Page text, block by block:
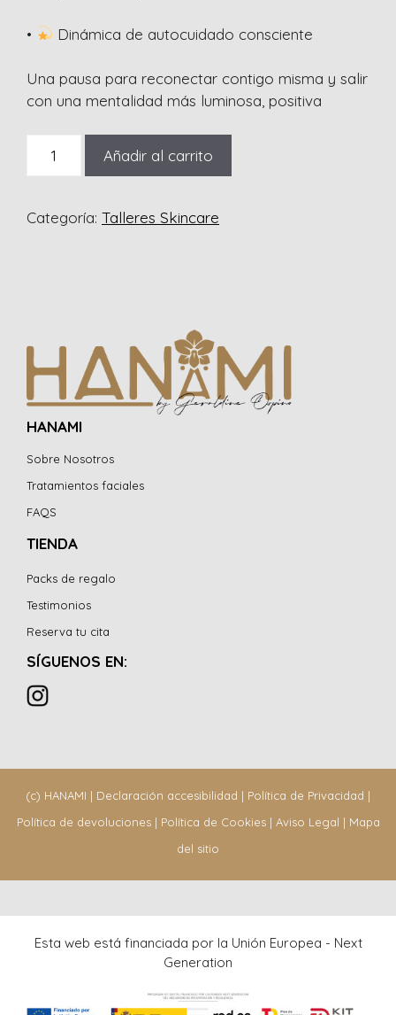
• Dinámica de autocuidado consciente
Una pausa para reconectar contigo misma y salir
con una mentalidad más luminosa, positiva
exprés
cuidado
fecha!
cantidad
Añadir al carrito
Categoría: Talleres Skincare
HANAMI
Sobre Nosotros
Tratamientos faciales
FAQS
TIENDA
Packs de regalo
Testimonios
Reserva tu cita
SÍGUENOS EN:
(c) HANAMI | Declaración accesibilidad | Política de Privacidad |
Política de devoluciones| Política de Cookies| Aviso Legal | Mapa
del sitio
Esta web está financiada por la Unión Europea - Next
Generation